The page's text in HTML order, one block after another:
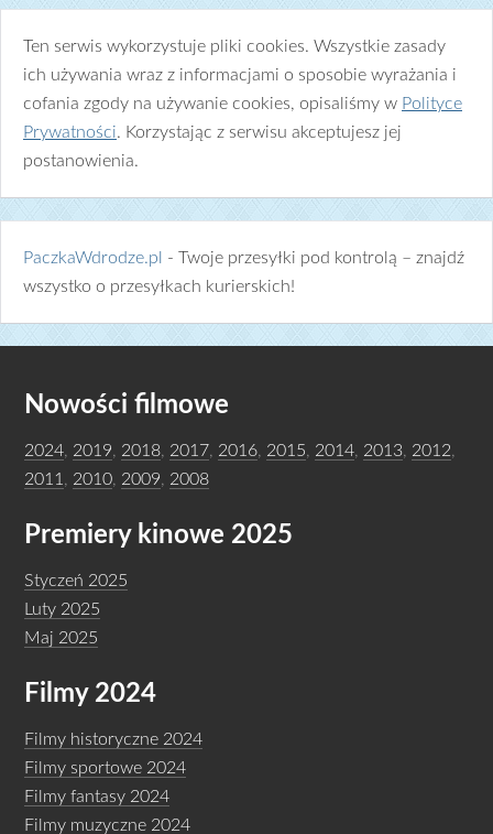
Ten serwis wykorzystuje pliki cookies. Wszystkie zasady
ich używania wraz z informacjami o sposobie wyrażania i
cofania zgody na używanie cookies, opisaliśmy w Polityce
Prywatności. Korzystając z serwisu akceptujesz jej
postanowienia.
PaczkaWdrodze.pl
- Twoje przesyłki pod kontrolą – znajdź
wszystko o przesyłkach kurierskich!
Nowości filmowe
2024 2019 2018 2017 2016 2015 2014 2013 2012
2011
2010 2009 2008
Premiery kinowe 2025
Styczeń 2025
Luty 2025
Maj 2025
Filmy 2024
Filmy historyczne 2024
Filmy sportowe 2024
Filmy fantasy 2024
Filmy muzyczne 2024